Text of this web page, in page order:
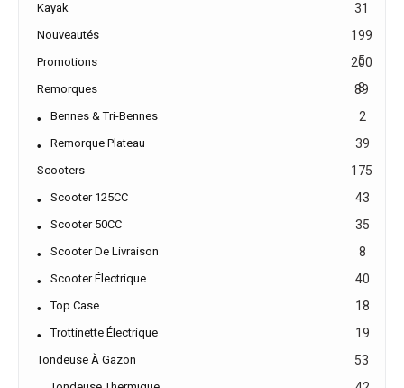
Kayak 31
Nouveautés
199
5
Promotions
200
8
Remorques 89
Bennes & Tri-Bennes 2
Remorque Plateau 39
Scooters 175
Scooter 125CC 43
Scooter 50CC 35
Scooter De Livraison 8
Scooter Électrique 40
Top Case 18
Trottinette Électrique 19
Tondeuse À Gazon 53